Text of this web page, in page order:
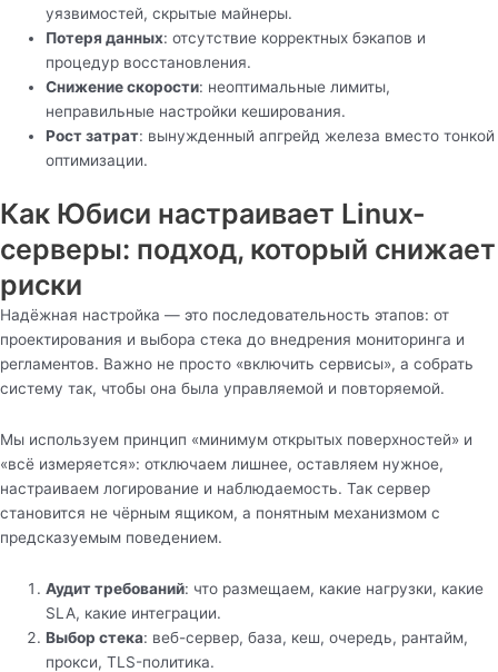
уязвимостей, скрытые майнеры.
Потеря данных: отсутствие корректных бэкапов и
процедур восстановления.
Снижение скорости: неоптимальные лимиты,
неправильные настройки кеширования.
Рост затрат: вынужденный апгрейд железа вместо тонкой
оптимизации.
Как Юбиси настраивает Linux-
серверы: подход, который снижает
риски
Надёжная настройка — это последовательность этапов: от
проектирования и выбора стека до внедрения мониторинга и
регламентов. Важно не просто «включить сервисы», а собрать
систему так, чтобы она была управляемой и повторяемой.
Мы используем принцип «минимум открытых поверхностей» и
«всё измеряется»: отключаем лишнее, оставляем нужное,
настраиваем логирование и наблюдаемость. Так сервер
становится не чёрным ящиком, а понятным механизмом с
предсказуемым поведением.
Аудит требований: что размещаем, какие нагрузки, какие
SLA, какие интеграции.
Выбор стека: веб-сервер, база, кеш, очередь, рантайм,
прокси, TLS-политика.